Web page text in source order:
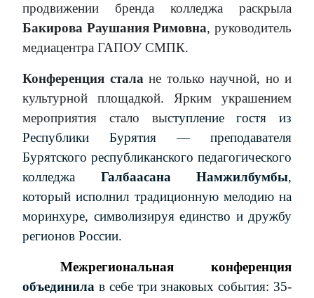
продвижении бренда колледжа раскрыла
Бакирова Раушания Римовна, руководитель
медиацентра ГАПОУ СМПК.
Конференция сталане только научной, но и
культурной площадкой. Ярким украшением
мероприятия стало выступление гостя из
Республики Бурятия — преподавателя
Бурятского республиканского педагогического
колледжа Галбаасана Намжилбумбы,
который исполнил традиционную мелодию на
моринхуре, символизируя единство и дружбу
регионов России.
Межрегиональная конференция
объединила в себе три знаковых события: 35-